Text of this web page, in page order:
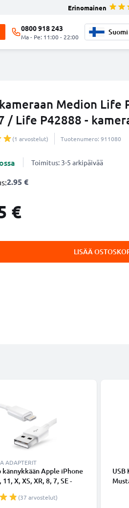
Erinomainen
0800 918 243
Ma - Pe: 11:00 - 22:00
Medion Life
/ Life P42888 -
(1 arvostelut) Tuotenumero: 911080
Toimitus: 3-5 arkipäivää
2.95 €
€
LISÄÄ
ADAPTERIT
kännykkään Apple iPhone
X, XS, XR, 8, 7, SE -
datakaapeli
(37 arvostelut)
USB